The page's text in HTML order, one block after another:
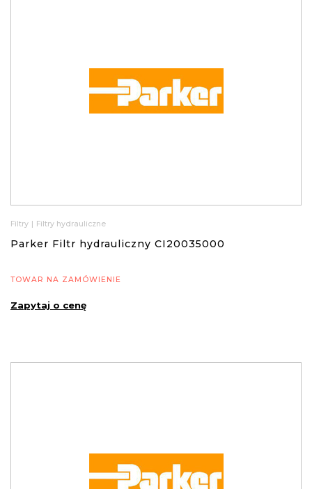
Filtry | Filtry hydrauliczne
Parker Filtr hydrauliczny CI20035000
TOWAR NA ZAMÓWIENIE
Zapytaj o cenę